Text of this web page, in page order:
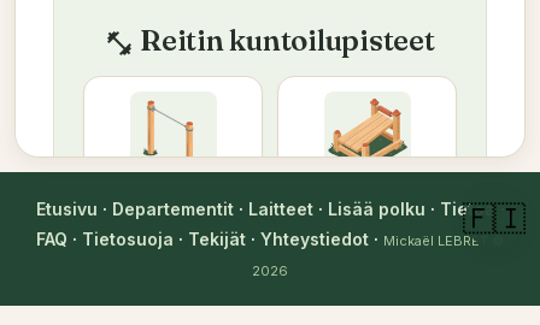
fitness_center Reitin kuntoilupisteet
format_list_numberedKuntoilupisteet reitin
järjestyksessä
Etusivu · Departementit· Laitteet· Lisää polku · Tietoa·
FAQ · Tietosuoja · Tekijät · Yhteystiedot · Mickaël LEBRET
2026
🇫🇮